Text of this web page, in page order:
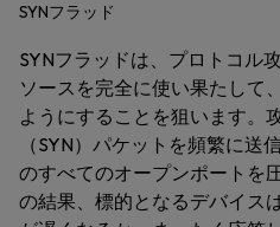
SYNフラッド
SYNフラッドは、プロトコル
ソースを完全に使い果たして
ようにすることを狙います。
（SYN）パケットを頻繁に送
のすべてのオープンポートを
の結果、標的となるデバイス